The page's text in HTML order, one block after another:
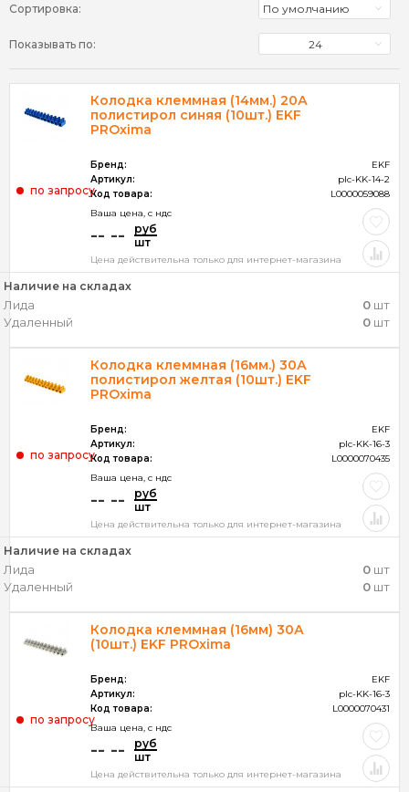
Тип
ПРИМЕНИТЬ (360)
Сортировка: По умолчанию
Показывать по: 24
Колодка клеммная (14мм.) 20А
полистирол синяя (10шт.) EKF
PROxima
Бренд:
EKF
Артикул:
plc-KK-14-2
Код товара:
L0000059088
Ваша цена, c ндс
-- --
руб
шт
по запросу
Цена действительна только для интернет-магазина
Наличие на складах
Лида 0 шт
Удаленный
0 шт
Колодка клеммная (16мм.) 30А
полистирол желтая (10шт.) EKF
PROxima
Бренд:
EKF
Артикул:
plc-KK-16-3
Код товара:
L0000070435
Ваша цена, c ндс
-- --
руб
шт
по запросу
Цена действительна только для интернет-магазина
Наличие на складах
Лида 0 шт
Удаленный
0 шт
Колодка клеммная (16мм) 30А
(10шт.) EKF PROxima
Бренд:
EKF
Артикул:
plc-KK-16-3
Код товара:
L0000070431
Ваша цена, c ндс
-- --
руб
шт
по запросу
Цена действительна только для интернет-магазина